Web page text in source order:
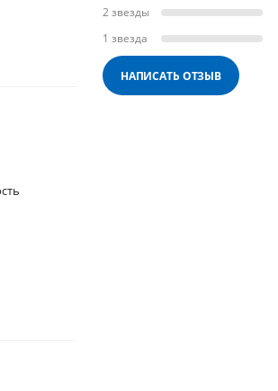
2 звезды
1 звезда
НАПИСАТЬ ОТЗЫВ